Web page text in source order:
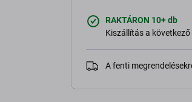
RAKTÁRON 10+ db
Kiszállítás a
A fenti